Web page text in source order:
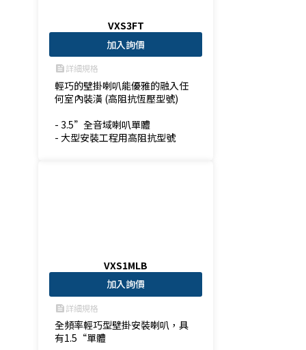
VXS3FT
加入詢價
feed詳細規格
輕巧的壁掛喇叭能優雅的融入任
何室內裝潢 (高阻抗恆壓型號)
- 3.5”全音域喇叭單體
- 大型安裝工程用高阻抗型號
VXS1MLB
加入詢價
feed詳細規格
全頻率輕巧型壁掛安裝喇叭，具
有1.5“單體